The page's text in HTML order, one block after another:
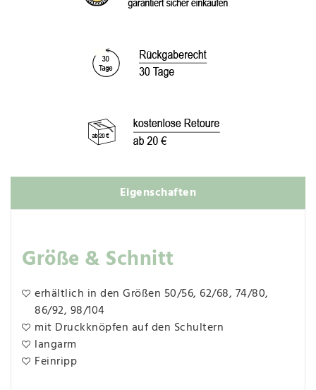
Eigenschaften
Größe & Schnitt
erhältlich in den Größen 50/56, 62/68, 74/80,
86/92, 98/104
mit Druckknöpfen auf den Schultern
langarm
Feinripp